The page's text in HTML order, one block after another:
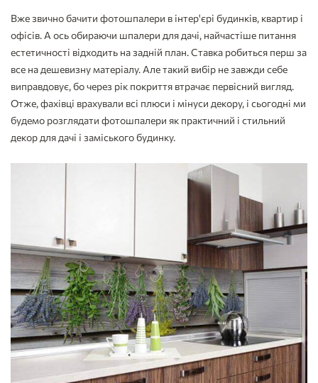
Вже звично бачити фотошпалери в інтер'єрі будинків, квартир і
офісів. А ось обираючи шпалери для дачі, найчастіше питання
естетичності відходить на задній план. Ставка робиться перш за
все на дешевизну матеріалу. Але такий вибір не завжди себе
виправдовує, бо через рік покриття втрачає первісний вигляд.
Отже, фахівці врахували всі плюси і мінуси декору, і сьогодні ми
будемо розглядати фотошпалери як практичний і стильний
декор для дачі і заміського будинку.